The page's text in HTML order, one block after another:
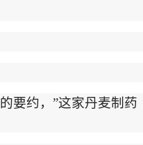
的要约， ”这家丹麦制药